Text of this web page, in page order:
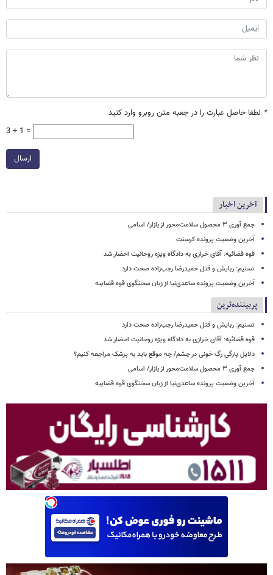
* لطفا حاصل عبارت را در جعبه متن روبرو وارد کنید
3 + 1 =
ارسال
آخرین اخبار
جمع آوری ۳ محصول سلامت‌محور از بازار/ اسامی
آخرین وضعیت پرونده کرسنت
قوه قضائیه: آقای خرازی به دادگاه ویژه روحانیت احضار شد
تسنیم: ربایش و قتل حمیدرضا رجب‌زاده صحت دارد
آخرین وضعیت پرونده ساعدی‌نیا از زبان سخنگوی قوه قضاییه
پربیننده‌ترین
تسنیم: ربایش و قتل حمیدرضا رجب‌زاده صحت دارد
قوه قضائیه: آقای خرازی به دادگاه ویژه روحانیت احضار شد
دلایل پارگی رگ خونی در چشم/ چه موقع باید به پزشک مراجعه کنیم؟
جمع آوری ۳ محصول سلامت‌محور از بازار/ اسامی
آخرین وضعیت پرونده ساعدی‌نیا از زبان سخنگوی قوه قضاییه